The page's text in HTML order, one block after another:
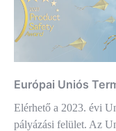
Európai Uniós
Elérhető a 2023. évi
pályázási felület. Az